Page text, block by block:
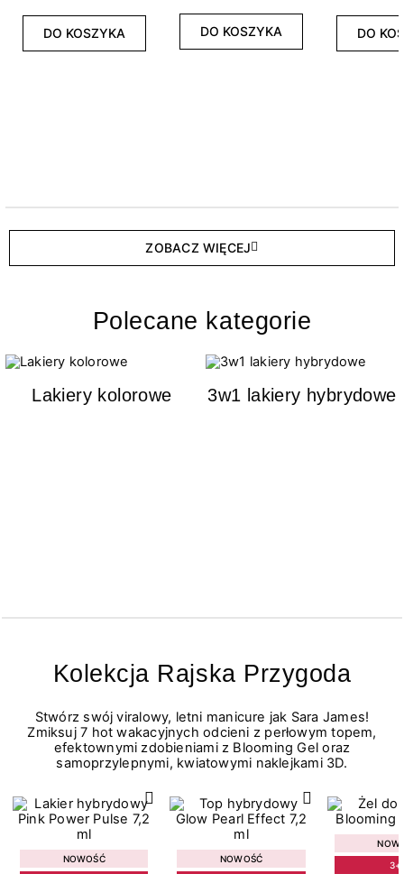
DO KOSZYKA DO KOSZYKA DO
ZOBACZ WIĘCEJ
Polecane kategorie
Lakiery kolorowe 3w1 lakiery hybrydowe
Kolekcja Rajska Przygoda
Stwórz swój viralowy, letni manicure jak Sara James!
Zmiksuj 7 hot wakacyjnych odcieni z perłowym topem,
efektownymi zdobieniami z Blooming Gel oraz
samoprzylepnymi, kwiatowymi naklejkami 3D.
NOWOŚĆ
NOWOŚĆ